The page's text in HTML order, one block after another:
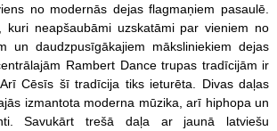
no modernās dejas flagmaņiem pasaulē.
kuri neapšaubāmi uzskatāmi par vieniem no
un daudzpusīgākajiem māksliniekiem dejas
Rambert Dance trupas tradīcijām ir
Cēsīs šī tradīcija tiks ieturēta. Divas daļas
izmantota moderna mūzika, arī hiphopa un
Savukārt trešā daļa ar jaunā latviešu